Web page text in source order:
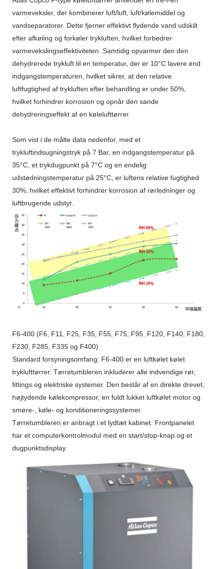
varmeveksler, der kombinerer luft/luft, luft/kølemiddel og
vandseparatorer. Dette fjerner effektivt flydende vand udskilt
efter afkøling og forkøler trykluften, hvilket forbedrer
varmevekslingseffektiviteten. Samtidig opvarmer den den
dehydrerede trykluft til en temperatur, der er 10°C lavere end
indgangstemperaturen, hvilket sikrer, at den relative
luftfugtighed af trykluften efter behandling er under 50%,
hvilket forhindrer korrosion og opnår den sande
dehydreringseffekt af en kølelufttørrer.
Som vist i de målte data nedenfor, med et
trykluftindsugningstryk på 7 Bar, en indgangstemperatur på
35°C, et trykdugpunkt på 7°C og en endelig
udstødningstemperatur på 25°C, er luftens relative fugtighed
30%, hvilket effektivt forhindrer korrosion af rørledninger og
luftbrugende udstyr.
F6-400 (F6, F11, F25, F35, F55, F75, F95, F120, F140, F180,
F230, F285, F335 og F400)
Standard forsyningsomfang: F6-400 er en luftkølet kølet
tryklufttørrer. Tørretumbleren inkluderer alle indvendige rør,
fittings og elektriske systemer. Den består af en direkte drevet,
højtydende kølekompressor, en fuldt lukket luftkølet motor og
smøre-, køle- og konditioneringssystemer.
Tørretumbleren er anbragt i et lydtæt kabinet. Frontpanelet
har et computerkontrolmodul med en start/stop-knap og et
dugpunktsdisplay.